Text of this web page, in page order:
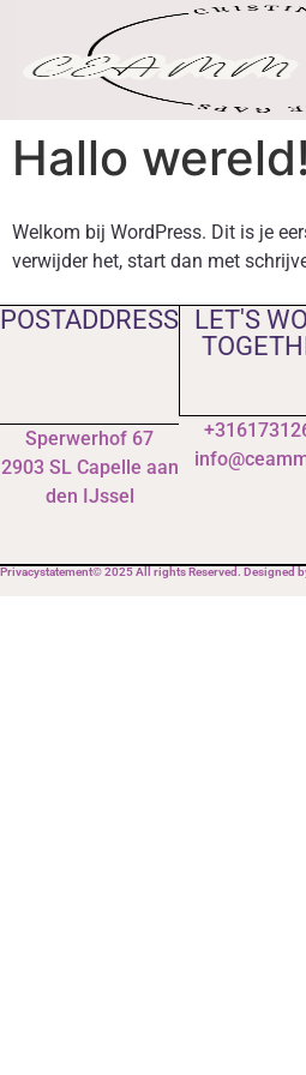
Hallo wereld!
Welkom bij WordPress. Dit is je
verwijder het, start dan met
POSTADDRESS
Sperwerhof 67
2903 SL Capelle aan
den IJssel
LET'S
Privacystatement© 2025 All rights Reserved. Designed